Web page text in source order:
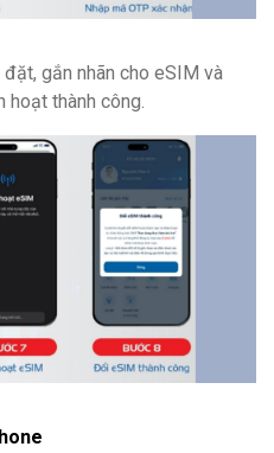
gắn nhãn cho eSIM và
hoạt thành công.